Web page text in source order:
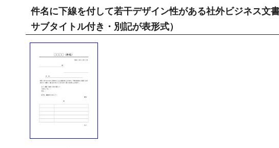
件名に下線を付して若干デザイン性がある社外ビジネス文
サブタイトル付き・別記が表形式）